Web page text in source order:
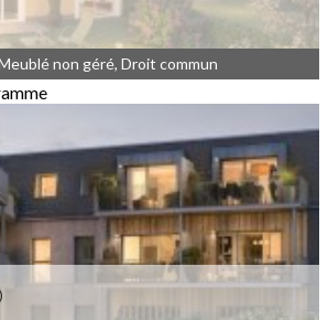
€
non géré, Droit commun